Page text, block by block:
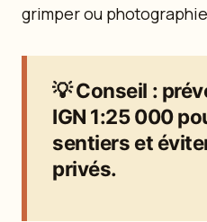
grimper ou
💡Conseil :
IGN 1:25 000
sentiers et
privés.